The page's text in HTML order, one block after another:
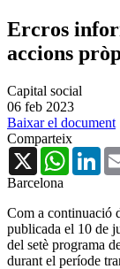
Ercros
accions
Capital social
06 feb 2023
Baixar el document
Comparteix
X
Barcelona
Com a continuació
publicada el 10 de
del setè programa
durant el període